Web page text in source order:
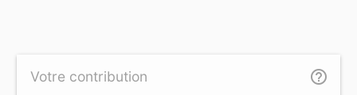
Votre contribution help_outline